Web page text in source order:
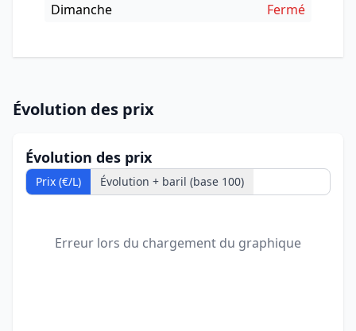
Dimanche
Fermé
Évolution des prix
Évolution des prix
Prix (€/L) Évolution + baril (base 100)
Erreur lors du chargement du graphique